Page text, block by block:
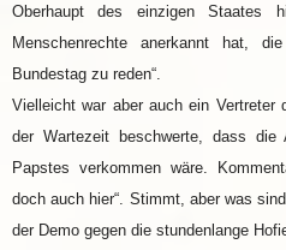
Oberhaupt des einzigen Staates
Menschenrechte anerkannt hat,
Bundestag zu reden“.
Vielleicht war aber auch ein
der Wartezeit beschwerte, dass die
Papstes verkommen wäre.
doch auch hier“. Stimmt, aber was
der Demo gegen die stundenlange